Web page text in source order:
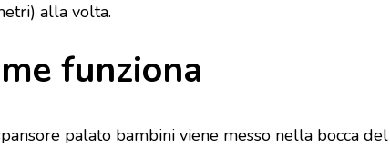
alla volta.
funziona
palato bambini viene messo nella bocca